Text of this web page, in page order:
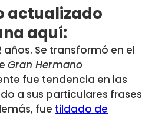
actualizado
aquí:
años. Se transformó en el
Gran Hermano
fue tendencia en las
a sus particulares frases
fue tildado de